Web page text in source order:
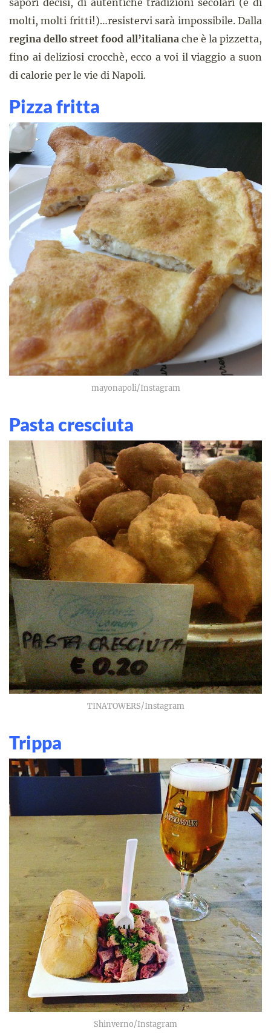
sapori decisi, di autentiche tradizioni secolari (e di
molti, molti fritti!)…resistervi sarà impossibile. Dalla
regina dello street food all’italianache è la pizzetta,
fino ai deliziosi crocchè, ecco a voi il viaggio a suon
di calorie per le vie di Napoli.
Pizza fritta
mayonapoli/Instagram
Pasta cresciuta
TINATOWERS/Instagram
Trippa
Shinverno/Instagram